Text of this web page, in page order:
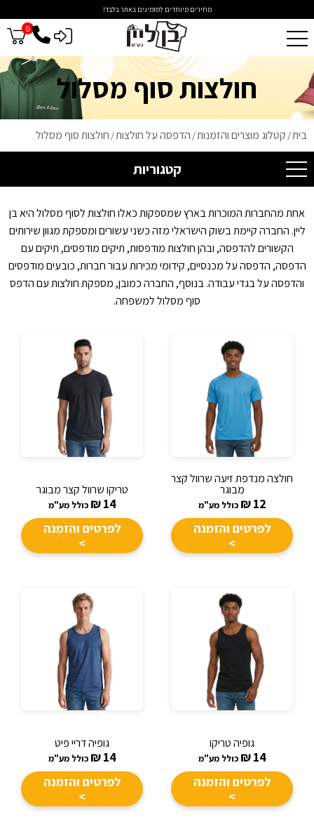
מחירים מיוחדים למזמינים באתר בלבד!
0
כניסה לסיטונאים
חולצות סוף מסלול
בית/ קטלוג מוצרים והזמנות/ הדפסה על חולצות/ חולצות סוף מסלול
קטגוריות
אחת מהחברות המוכרות בארץ שמספקות כאלו חולצות לסוף מסלול היא בן
ליין. החברה קיימת בשוק הישראלי מזה כשני עשורים ומספקת מגוון שירותים
הקשורים להדפסה, ובהן חולצות מודפסות, תיקים מודפסים, תיקים עם
הדפסה, הדפסה על מכנסיים, קידומי מכירות עבור חברות, כובעים מודפסים
והדפסה על בגדי עבודה. בנוסף, החברה כמובן, מספקת חולצות עם הדפס
סוף מסלול למשפחה.
חולצה מנדפת זיעה שרוול קצר
מבוגר
12
₪ כולל מע"מ
לפרטים והזמנה
>
טריקו שרוול קצר מבוגר
14
₪ כולל מע"מ
לפרטים והזמנה
>
גופיה טריקו
14
₪ כולל מע"מ
לפרטים והזמנה
>
גופיה דריי פיט
14
₪ כולל מע"מ
לפרטים והזמנה
>